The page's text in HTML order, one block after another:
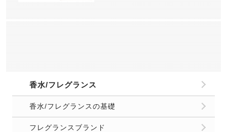
香水/フレグランス
香水/フレグランスの基礎
フレグランスブランド